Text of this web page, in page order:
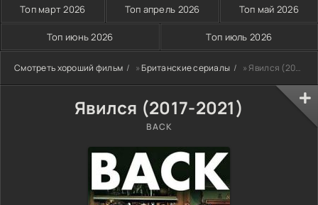
Топ март 2026 Топ апрель 2026 Топ май 2026
Топ июнь 2026 Топ июль 2026
Смотреть хороший фильм »Британские сериалы » Явился (2017-2021)
Явился (2017-2021)
BACK